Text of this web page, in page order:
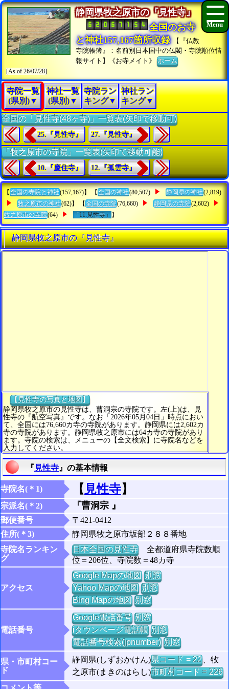
静岡県牧之原市の『見性寺』
全国のお寺
と神社157,167箇所収録
【『仏教
寺院帳簿』：名前別日本国中の仏閣・寺院順位情
報サイト】《お寺メイト》ホーム
[As of 26/07/28]
寺院一覧
(県別)▼
神社一覧
(県別)▼
寺院ラン
キング▼
神社ラン
キング▼
全国の「見性寺(48ヶ寺)」一覧表(矢印で移動可)
25.『見性寺』 27.『見性寺』
「牧之原市の寺院」一覧表(矢印で移動可能)
10.『慶住寺』 12.『孤雲寺』
【 全国の寺院と神社(157,167)】 【 全国の神社(80,507) 静岡県の神社(2,819)
牧之原市の神社(62)】 【 全国の寺院(76,660) 静岡県の寺院(2,602)
牧之原市の寺院(64) 「11.見性寺」 】
静岡県牧之原市の『見性寺』
【見性寺の写真と地図】
静岡県牧之原市の見性寺は、曹洞宗の寺院です。左(上)は、見
性寺の『航空写真』です。なお「2026年05月04日」時点におい
て、全国には76,660カ寺の寺院があります。静岡県には2,602カ
寺の寺院があります。静岡県牧之原市には64カ寺の寺院があり
ます。寺院の検索は、メニューの【全文検索】に寺院名などを
入力してください。
『 見性寺 』の基本情報
寺院名(＊1) 【 見性寺】
宗派名(＊2) 『曹洞宗 』
郵便番号
〒421-0412
住所(＊3)
静岡県牧之原市坂部２８８番地
寺院名ランキン
グ
日本全国の見性寺全都道府県寺院数順
位＝206位、寺院数＝48カ寺
アクセス
Google Mapの地図 別窓
Yahoo Mapの地図 別窓
Bing Mapの地図 別窓
電話番号
Google電話番号 別窓
iタウンページ電話帳 別窓
電話番号検索(jpnumber) 別窓
県・市町村コー
ド
静岡県(しずおかけん)県コード = 22、牧
之原市(まきのはらし)市町村コード = 226